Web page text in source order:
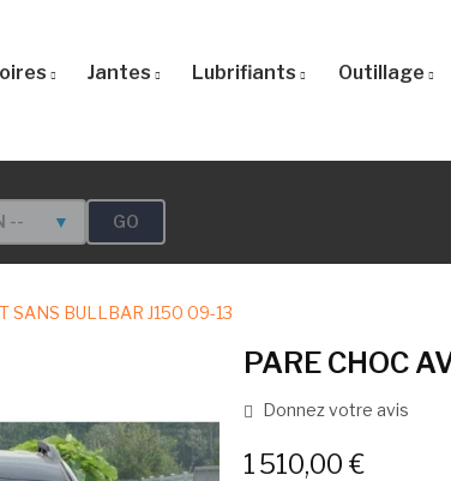
Jantes Lubrifiants Outillage
-- ▼ GO
SANS BULLBAR J150 09-13
PARE CHOC
Donnez votre avis
1 510,00 €